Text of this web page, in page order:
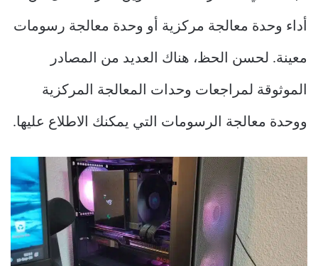
أداء وحدة معالجة مركزية أو وحدة معالجة رسومات
معينة. لحسن الحظ، هناك العديد من المصادر
الموثوقة لمراجعات وحدات المعالجة المركزية
ووحدة معالجة الرسومات التي يمكنك الاطلاع عليها.